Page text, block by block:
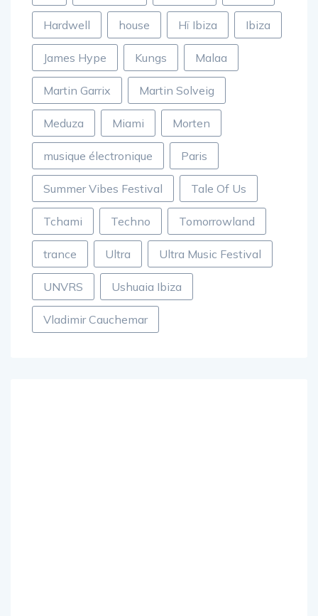
Hardwell house Hï Ibiza Ibiza
James Hype Kungs Malaa
Martin Garrix Martin Solveig
Meduza Miami Morten
musique électronique Paris
Summer Vibes Festival Tale Of Us
Tchami Techno Tomorrowland
trance Ultra Ultra Music Festival
UNVRS Ushuaia Ibiza
Vladimir Cauchemar